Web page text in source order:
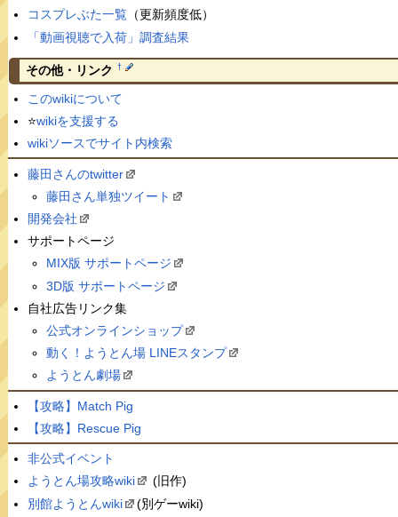
コスプレぶた一覧（更新頻度低）
「動画視聴で入荷」調査結果
その他・リンク †
このwikiについて
⭐️wikiを支援する
wikiソースでサイト内検索
藤田さんのtwitter
藤田さん単独ツイート
開発会社
サポートページ
MIX版 サポートページ
3D版 サポートページ
自社広告リンク集
公式オンラインショップ
動く！ようとん場 LINEスタンプ
ようとん劇場
【攻略】Match Pig
【攻略】Rescue Pig
非公式イベント
ようとん場攻略wiki
(旧作)
別館ようとんwiki
(別ゲーwiki)